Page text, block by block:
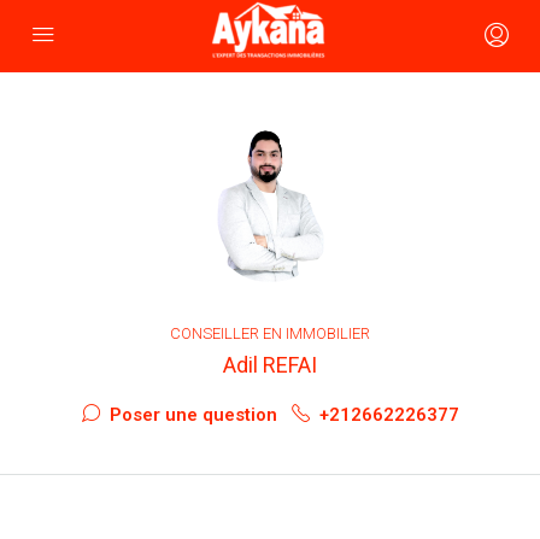
CONSEILLER EN IMMOBILIER
Adil REFAI
Poser une question +212662226377